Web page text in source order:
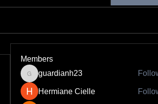
Members
guardianh23
guardianh23
Hermiane Cielle